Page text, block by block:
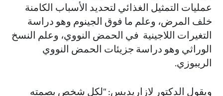
عمليات التمثيل الغذائي لتحديد الأسباب الكامنة
خلف المرض، وعلم ما فوق الجينوم وهو دراسة
التغيرات اللاجينية في الحمض النووي، وعلم النسخ
الوراثي وهو دراسة جزيئات الحمض النووي
الريبوزي.
ويقول الدكتور لازاريديس: "لكل شخص بصمته